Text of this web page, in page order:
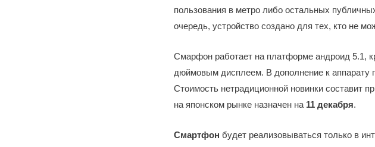
пользования в метро либо остальных
очередь, устройство создано для тех, кто не
Смарфон работает на платформе андроид 5.1,
дюймовым дисплеем. В дополнение к аппарату
Стоимость нетрадиционной новинки составит
на японском рынке назначен на 11 декабря.
Смартфон будет реализовываться только в